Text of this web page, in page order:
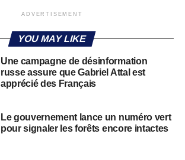
ADVERTISEMENT
YOU MAY LIKE
Une campagne de désinformation
russe assure que Gabriel Attal est
apprécié des Français
Le gouvernement lance un numéro vert
pour signaler les forêts encore intactes